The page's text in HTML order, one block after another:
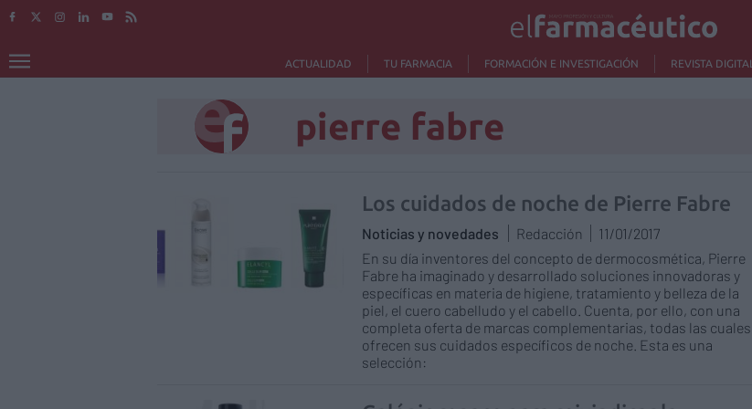
ACTUALIDAD TU FARMACIA FORMACIÓN E INVESTIGACIÓN REVISTA DIGITAL
pierre fabre
Los cuidados de noche de Pierre Fabre
Noticias y novedades Redacción
11/01/2017
En su día inventores del concepto de dermocosmética, Pierre
Fabre ha imaginado y desarrollado soluciones innovadoras y
específicas en materia de higiene, tratamiento y belleza de la
piel, el cuero cabelludo y el cabello. Cuenta, por ello, con una
completa oferta de marcas complementarias, todas las cuales
ofrecen sus cuidados específicos de noche. Esta es una
selección: